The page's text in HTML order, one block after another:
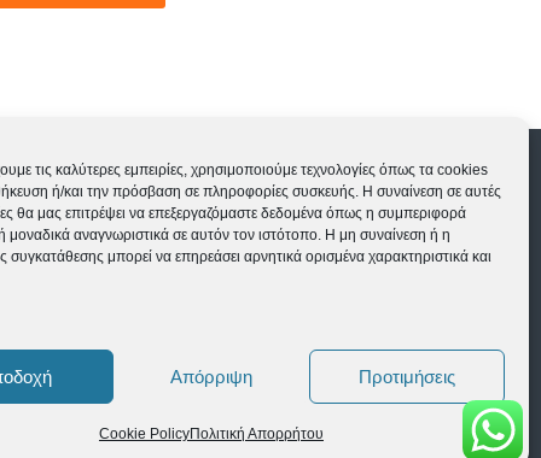
τις καλύτερες εμπειρίες, χρησιμοποιούμε τεχνολογίες όπως τα cookies
ή/και την πρόσβαση σε πληροφορίες συσκευής. Η συναίνεση σε αυτές
θα μας επιτρέψει να επεξεργαζόμαστε δεδομένα όπως η συμπεριφορά
μοναδικά αναγνωριστικά σε αυτόν τον ιστότοπο. Η μη συναίνεση ή η
συγκατάθεσης μπορεί να επηρεάσει αρνητικά ορισμένα χαρακτηριστικά και
Απόρριψη Προτιμήσεις
Cookie PolicyΠολιτική Απορρήτου
Εγγύηση ποδηλάτων
Δευ-Τετ-Σαβ 09:00-15:00 | Τρι-Πεμ-Παρ 10:00-
18:00 | Κυρ ΚΛΕΙΣΤΑ